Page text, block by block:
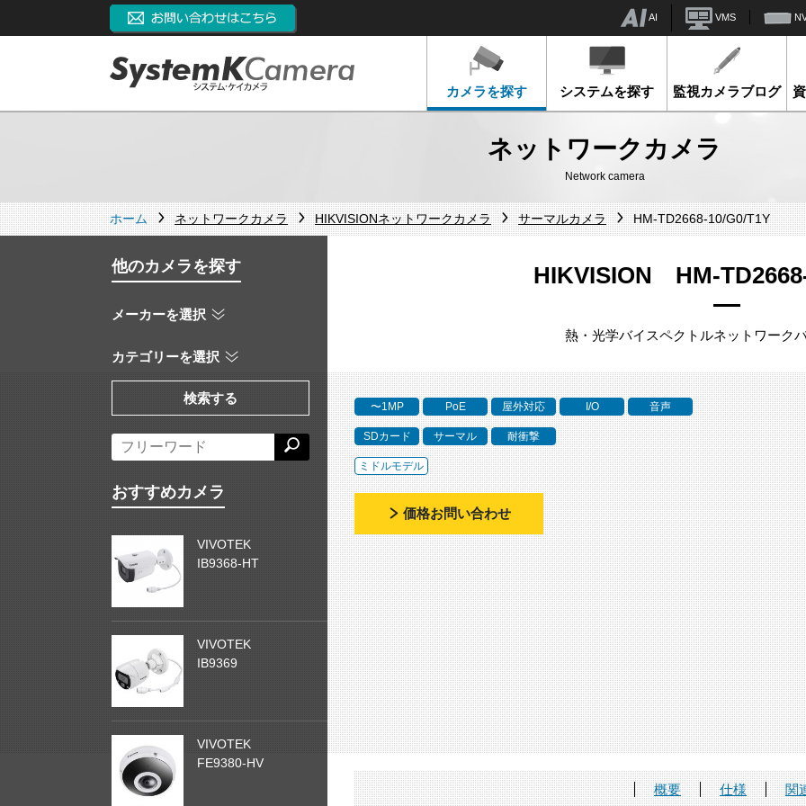
AI VMS
カメラを探す システムを探す 監視カメラブログ
ネットワークカメラ
Network camera
ホーム ネットワークカメラ HIKVISIONネットワークカメラ サーマルカメラ HM-TD2668-10/G0/T1Y
HIKVISION HM-
熱・光学バイスペクトルネットワーク
〜1MP PoE 屋外対応 I/O 音声
SDカード サーマル 耐衝撃
ミドルモデル
価格お問い合わせ
概要 仕様 関
他のカメラを探す
メーカーを選択
カテゴリーを選択
検索する
おすすめカメラ
VIVOTEK
IB9368-HT
VIVOTEK
IB9369
VIVOTEK
FE9380-HV